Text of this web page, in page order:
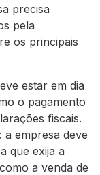
precisa
pela
os principais
estar em dia
o pagamento
fiscais.
a empresa deve
que exija a
a venda de